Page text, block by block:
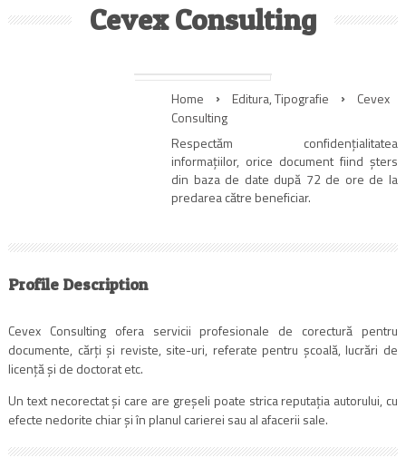
Cevex Consulting
Home Editura,Tipografie
Cevex
Consulting
Respectăm confidențialitatea
informațiilor, orice document fiind șters
din baza de date după 72 de ore de la
predarea către beneficiar.
Profile Description
Cevex Consulting ofera servicii profesionale de corectură pentru
documente, cărți şi reviste, site-uri, referate pentru școală, lucrări de
licență și de doctorat etc.
Un text necorectat și care are greșeli poate strica reputația autorului, cu
efecte nedorite chiar și în planul carierei sau al afacerii sale.